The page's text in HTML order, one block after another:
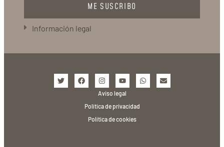
ME SUSCRIBO
Información legal
Aviso legal
Política de privacidad
Política de cookies